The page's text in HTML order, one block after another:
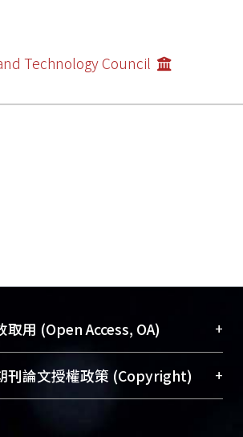
Technology Council
取用 (Open Access, OA) +
是從使用者角度提升資訊取用性
動，應用在學術研究上是透過將
刊論文授權政策 (Copyright) +